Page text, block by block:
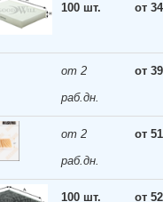
100 шт. от
от 2
раб.дн.
от
от 2
раб.дн.
от
100 шт. от